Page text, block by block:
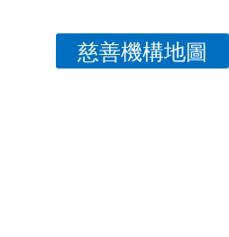
慈善機構地圖